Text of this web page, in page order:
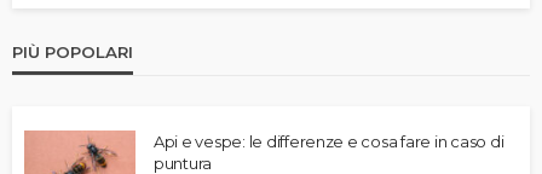
PIÙ POPOLARI
Api e vespe: le differenze e cosa fare in caso di
puntura